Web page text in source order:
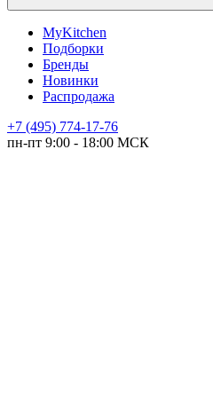
MyKitchen
Подборки
Бренды
Новинки
Распродажа
+7 (495) 774-17-76
пн-пт 9:00 - 18:00 МСК